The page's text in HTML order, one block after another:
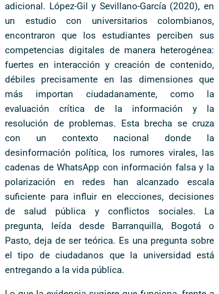
adicional. López-Gil y Sevillano-García (2020), en
un estudio con universitarios colombianos,
encontraron que los estudiantes perciben sus
competencias digitales de manera heterogénea:
fuertes en interacción y creación de contenido,
débiles precisamente en las dimensiones que
más importan ciudadanamente, como la
evaluación crítica de la información y la
resolución de problemas. Esta brecha se cruza
con un contexto nacional donde la
desinformación política, los rumores virales, las
cadenas de WhatsApp con información falsa y la
polarización en redes han alcanzado escala
suficiente para influir en elecciones, decisiones
de salud pública y conflictos sociales. La
pregunta, leída desde Barranquilla, Bogotá o
Pasto, deja de ser teórica. Es una pregunta sobre
el tipo de ciudadanos que la universidad está
entregando a la vida pública.